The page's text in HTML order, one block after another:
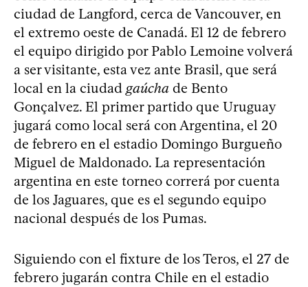
ciudad de Langford, cerca de Vancouver, en
el extremo oeste de Canadá. El 12 de febrero
el equipo dirigido por Pablo Lemoine volverá
a ser visitante, esta vez ante Brasil, que será
local en la ciudad gaúcha de Bento
Gonçalvez. El primer partido que Uruguay
jugará como local será con Argentina, el 20
de febrero en el estadio Domingo Burgueño
Miguel de Maldonado. La representación
argentina en este torneo correrá por cuenta
de los Jaguares, que es el segundo equipo
nacional después de los Pumas.
Siguiendo con el fixture de los Teros, el 27 de
febrero jugarán contra Chile en el estadio